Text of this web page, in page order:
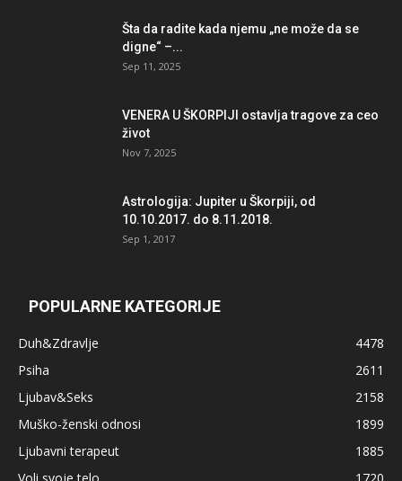
Šta da radite kada njemu „ne može da se
digne“ –...
Sep 11, 2025
VENERA U ŠKORPIJI ostavlja tragove za ceo
život
Nov 7, 2025
Astrologija: Jupiter u Škorpiji, od
10.10.2017. do 8.11.2018.
Sep 1, 2017
POPULARNE KATEGORIJE
Duh&Zdravlje
4478
Psiha
2611
Ljubav&Seks
2158
Muško-ženski odnosi
1899
Ljubavni terapeut
1885